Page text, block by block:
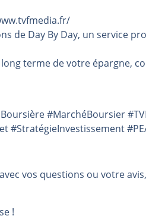
de Day By Day, un service
terme de votre épargne,
#MarchéBoursier
#StratégieInvestissement
vos questions ou votre
!